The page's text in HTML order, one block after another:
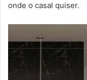
onde o casal quiser.